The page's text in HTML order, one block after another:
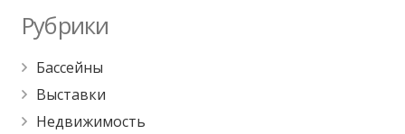
Рубрики
Бассейны
Выставки
Недвижимость